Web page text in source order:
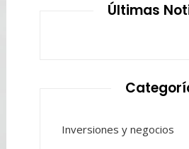
Últimas
Inversiones y negocios